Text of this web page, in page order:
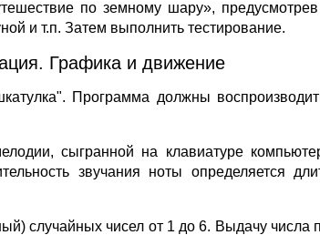
по земному шару»,
и т.п. Затем выполнить тестирование.
Графика и движение
Программа должны
сыгранной на клавиатуре
звучания ноты определяется
случайных чисел от 1 до 6. Выдачу числа